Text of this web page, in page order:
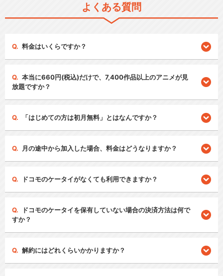
よくある質問
料金はいくらですか？
本当に660円(税込)だけで、7,400作品以上のアニメが見
放題ですか？
「はじめての方は初月無料」とはなんですか？
月の途中から加入した場合、料金はどうなりますか？
ドコモのケータイがなくても利用できますか？
ドコモのケータイを保有していない場合の決済方法は何で
すか？
解約にはどれくらいかかりますか？